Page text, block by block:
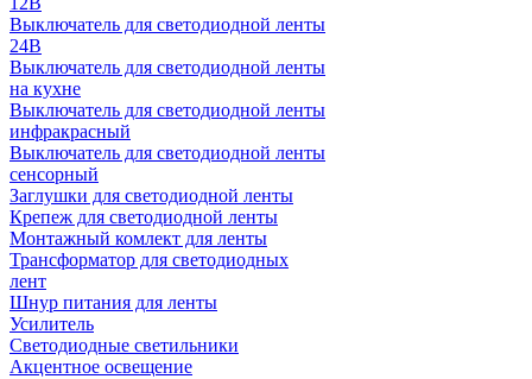
Выключатель для светодиодной ленты
24В
Выключатель для светодиодной ленты
на кухне
Выключатель для светодиодной ленты
инфракрасный
Выключатель для светодиодной ленты
сенсорный
Заглушки для светодиодной ленты
Крепеж для светодиодной ленты
Монтажный комлект для ленты
Трансформатор для светодиодных
лент
Шнур питания для ленты
Усилитель
Светодиодные светильники
Акцентное освещение